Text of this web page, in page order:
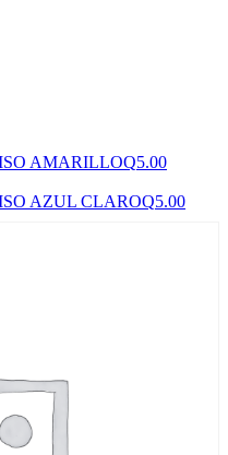
AMARILLOQ5.00
AZUL CLAROQ5.00